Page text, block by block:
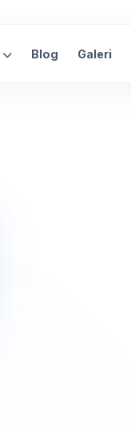
Blog Galeri